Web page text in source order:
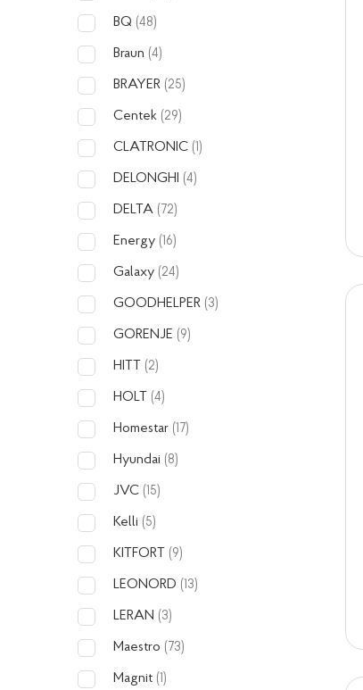
BQ (48)
Braun (4)
BRAYER (25)
Centek (29)
CLATRONIC (1)
DELONGHI (4)
DELTA (72)
Energy (16)
Galaxy (24)
GOODHELPER (3)
GORENJE (9)
HITT (2)
HOLT (4)
Homestar (17)
Hyundai (8)
JVC (15)
Kelli (5)
KITFORT (9)
LEONORD (13)
LERAN (3)
Maestro (73)
Magnit (1)